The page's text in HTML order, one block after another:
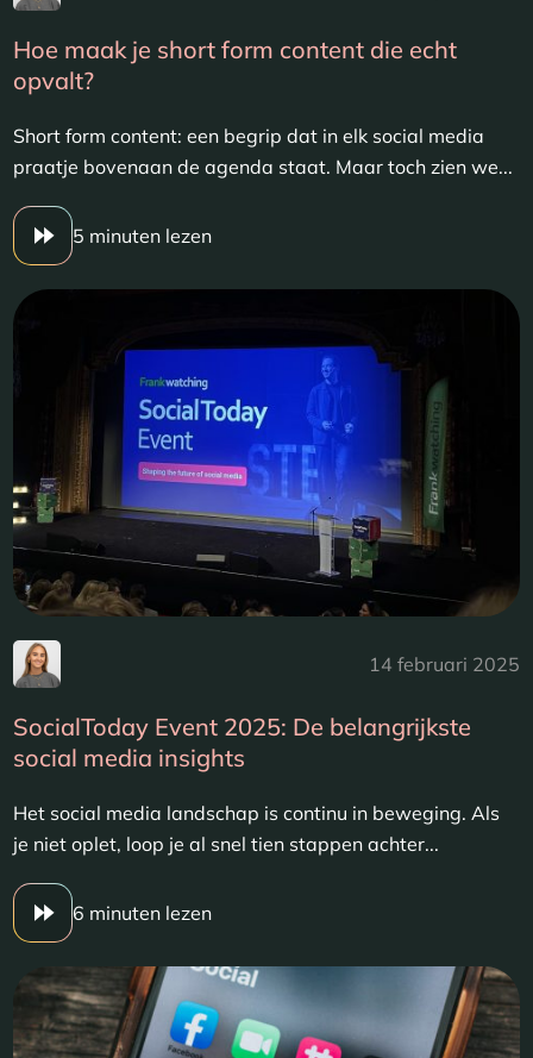
Hoe maak je short form content die echt
opvalt?
Short form content: een begrip dat in elk social media
praatje bovenaan de agenda staat. Maar toch zien we...
5 minuten lezen
14 februari 2025
SocialToday Event 2025: De belangrijkste
social media insights
Het social media landschap is continu in beweging. Als
je niet oplet, loop je al snel tien stappen achter...
6 minuten lezen